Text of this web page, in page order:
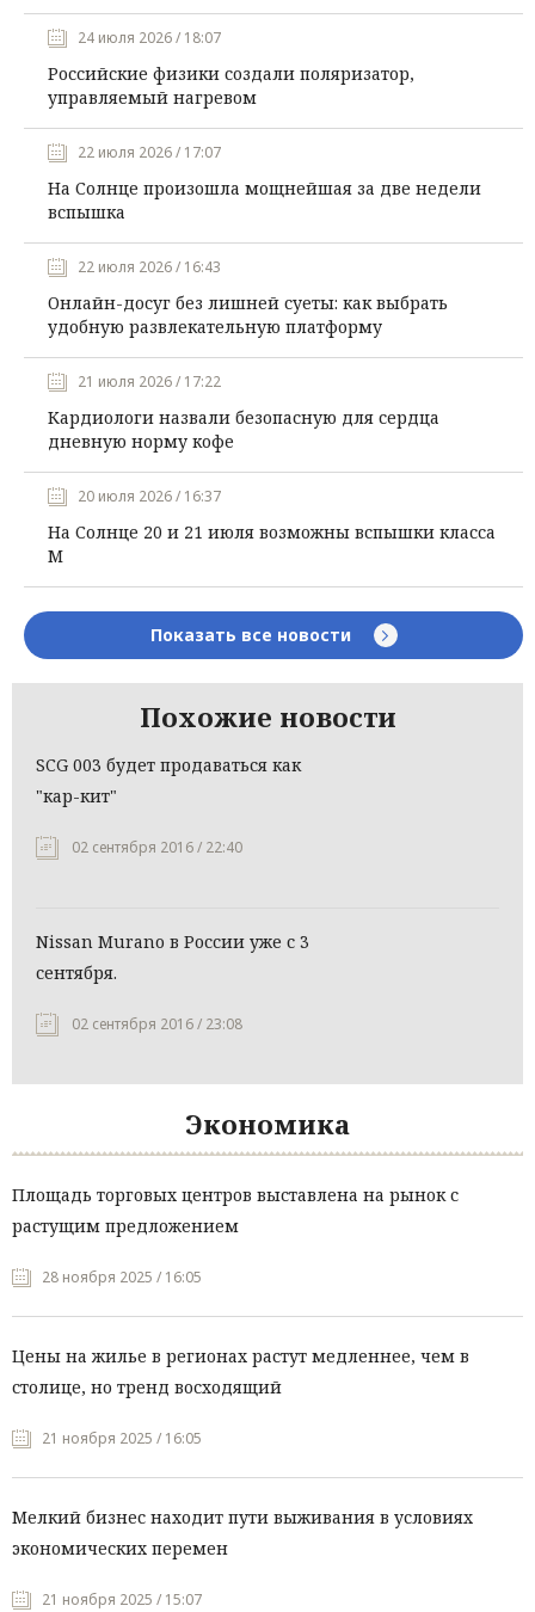
24 июля 2026 / 18:07
Российские физики создали поляризатор,
управляемый нагревом
22 июля 2026 / 17:07
На Солнце произошла мощнейшая за две недели
вспышка
22 июля 2026 / 16:43
Онлайн-досуг без лишней суеты: как выбрать
удобную развлекательную платформу
21 июля 2026 / 17:22
Кардиологи назвали безопасную для сердца
дневную норму кофе
20 июля 2026 / 16:37
На Солнце 20 и 21 июля возможны вспышки класса
М
Показать все новости
Похожие новости
SCG 003 будет продаваться как
"кар-кит"
02 сентября 2016 / 22:40
Nissan Murano в России уже с 3
сентября.
02 сентября 2016 / 23:08
Экономика
Площадь торговых центров выставлена на рынок с
растущим предложением
28 ноября 2025 / 16:05
Цены на жилье в регионах растут медленнее, чем в
столице, но тренд восходящий
21 ноября 2025 / 16:05
Мелкий бизнес находит пути выживания в условиях
экономических перемен
21 ноября 2025 / 15:07